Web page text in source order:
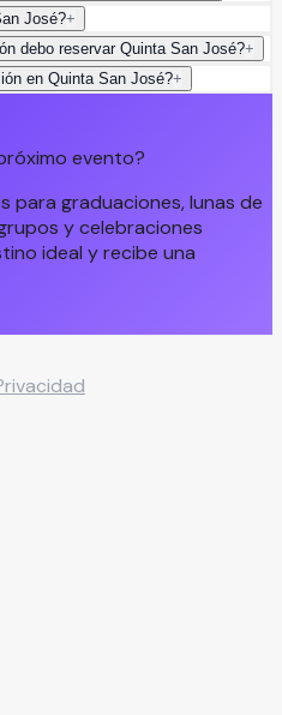
José?+
debo reservar Quinta San José?+
en Quinta San José?+
evento?
para graduaciones, lunas de
y celebraciones
ideal y recibe una